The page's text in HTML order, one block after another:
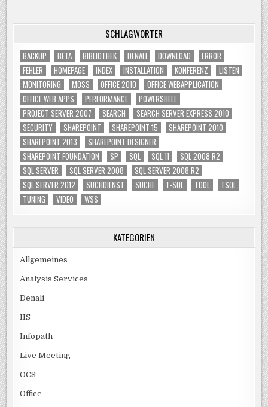
SCHLAGWÖRTER
BACKUP BETA BIBLIOTHEK DENALI DOWNLOAD
ERROR
FEHLER
HOMEPAGE INDEX INSTALLATION KONFERENZ
LISTEN
MONITORING
MOSS OFFICE 2010
OFFICE WEBAPPLICATION
OFFICE WEB APPS
PERFORMANCE
POWERSHELL
PROJECT SERVER 2007
SEARCH
SEARCH SERVER EXPRESS 2010
SECURITY
SHAREPOINT SHAREPOINT 15
SHAREPOINT 2010
SHAREPOINT 2013
SHAREPOINT DESIGNER
SHAREPOINT FOUNDATION
SP SQL SQL 11
SQL 2008 R2
SQL SERVER
SQL SERVER 2008
SQL SERVER 2008 R2
SQL SERVER 2012
SUCHDIENST SUCHE T-SQL TOOL
TSQL
TUNING
VIDEO WSS
KATEGORIEN
Allgemeines
Analysis Services
Denali
IIS
Infopath
Live Meeting
OCS
Office